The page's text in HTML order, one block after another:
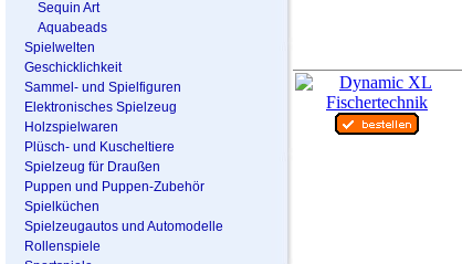
Sequin Art
Aquabeads
Spielwelten
Geschicklichkeit
Sammel- und Spielfiguren
Elektronisches Spielzeug
Holzspielwaren
Plüsch- und Kuscheltiere
Spielzeug für Draußen
Puppen und Puppen-Zubehör
Spielküchen
Spielzeugautos und Automodelle
Rollenspiele